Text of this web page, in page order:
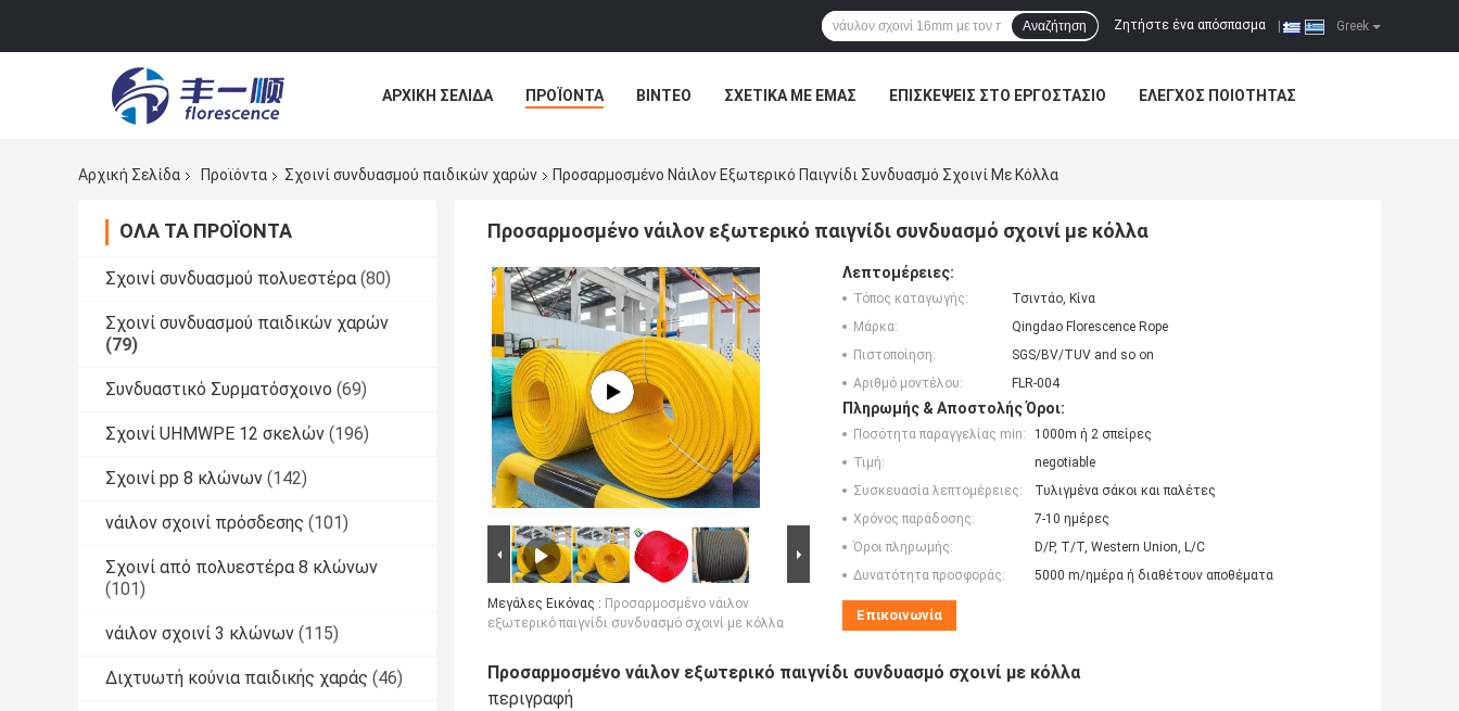
Greek
Ζητήστε ένα απόσπασμα
Αναζήτηση
ΑΡΧΙΚΉ ΣΕΛΊΔΑ ΠΡΟΪΌΝΤΑ ΒΊΝΤΕΟ ΣΧΕΤΙΚΆ ΜΕ ΕΜΆΣ ΕΠΙΣΚΈΨΕΙΣ ΣΤΟ ΕΡΓΟΣΤΆΣΙΟ ΈΛΕΓΧΟΣ ΠΟΙΌΤΗΤΑΣ
Αρχική Σελίδα
Προϊόντα Σχοινί συνδυασμού παιδικών χαρών Προσαρμοσμένο Νάιλον Εξωτερικό Παιγνίδι Συνδυασμό Σχοινί Με Κόλλα
ΌΛΑ ΤΑ ΠΡΟΪΌΝΤΑ
Σχοινί συνδυασμού πολυεστέρα (80)
Σχοινί συνδυασμού παιδικών χαρών
(79)
Συνδυαστικό Συρματόσχοινο (69)
Σχοινί UHMWPE 12 σκελών (196)
Σχοινί pp 8 κλώνων (142)
νάιλον σχοινί πρόσδεσης (101)
Σχοινί από πολυεστέρα 8 κλώνων
(101)
νάιλον σχοινί 3 κλώνων (115)
Διχτυωτή κούνια παιδικής χαράς (46)
Προσαρμοσμένο νάιλον εξωτερικό παιγνίδι συνδυασμό σχοινί με κόλλα
Μεγάλες Εικόνας : Προσαρμοσμένο νάιλον
εξωτερικό παιγνίδι συνδυασμό σχοινί με κόλλα
Λεπτομέρειες:
Τόπος καταγωγής:
Τσιντάο, Κίνα
Μάρκα:
Qingdao Florescence Rope
Πιστοποίηση:
SGS/BV/TUV and so on
Αριθμό μοντέλου:
FLR-004
Πληρωμής & Αποστολής Όροι:
Ποσότητα παραγγελίας min:
1000m ή 2 σπείρες
Τιμή:
negotiable
Συσκευασία λεπτομέρειες:
Τυλιγμένα σάκοι και παλέτες
Χρόνος παράδοσης:
7-10 ημέρες
Όροι πληρωμής:
D/P, T/T, Western Union, L/C
Δυνατότητα προσφοράς:
5000 m/ημέρα ή διαθέτουν αποθέματα
Επικοινωνία
Προσαρμοσμένο νάιλον εξωτερικό παιγνίδι συνδυασμό σχοινί με κόλλα
περιγραφή